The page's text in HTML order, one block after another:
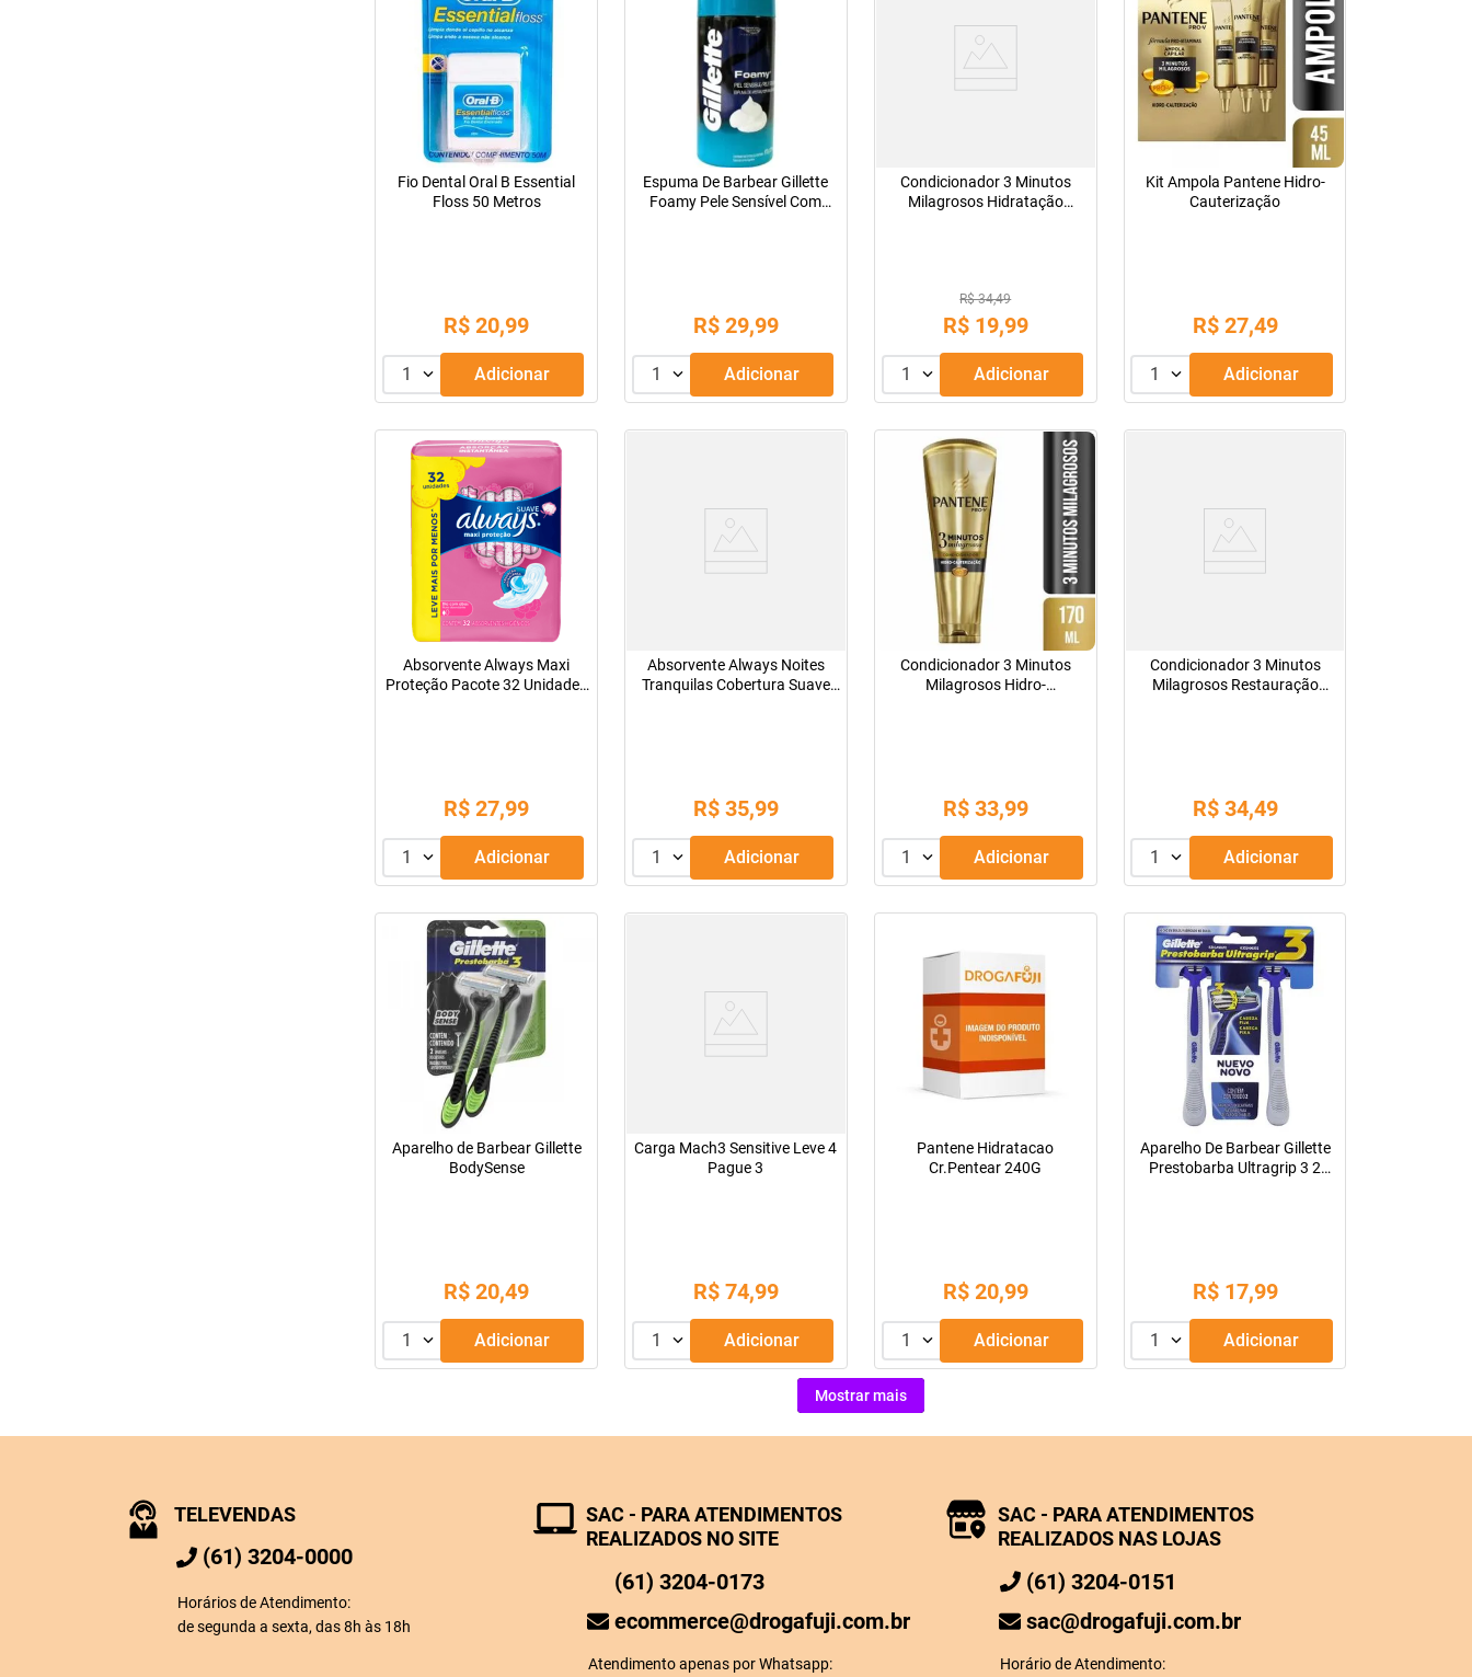
Fio Dental Oral B Essential
Floss 50 Metros
R$ 20,99
1 Adicionar
Espuma De Barbear Gillette
Foamy Pele Sensível Com
R$ 29,99
1 Adicionar
Condicionador 3 Minutos
Milagrosos Hidratação
R$ 34,49
R$ 19,99
1 Adicionar
Kit Ampola Pantene Hidro-
Cauterização
R$ 27,49
1 Adicionar
Absorvente Always Maxi
Proteção Pacote 32 Unidades
R$ 27,99
1 Adicionar
Absorvente Always Noites
Tranquilas Cobertura Suave
R$ 35,99
1 Adicionar
Condicionador 3 Minutos
Milagrosos Hidro-
R$ 33,99
1 Adicionar
Condicionador 3 Minutos
Milagrosos Restauração
R$ 34,49
1 Adicionar
Aparelho de Barbear Gillette
BodySense
R$ 20,49
1 Adicionar
Carga Mach3 Sensitive Leve 4
Pague 3
R$ 74,99
1 Adicionar
Pantene Hidratacao
Cr.Pentear 240G
R$ 20,99
1 Adicionar
Aparelho De Barbear Gillette
Prestobarba Ultragrip 3 2
R$ 17,99
1 Adicionar
Mostrar mais
TELEVENDAS
(61) 3204-0000
Horários de Atendimento:
de segunda a sexta, das 8h às 18h
SAC - PARA ATENDIMENTOS
REALIZADOS NO SITE
(61) 3204-0173
ecommerce@drogafuji.com.br
Atendimento apenas por Whatsapp:
SAC - PARA ATENDIMENTOS
REALIZADOS NAS LOJAS
(61) 3204-0151
sac@drogafuji.com.br
Horário de Atendimento: